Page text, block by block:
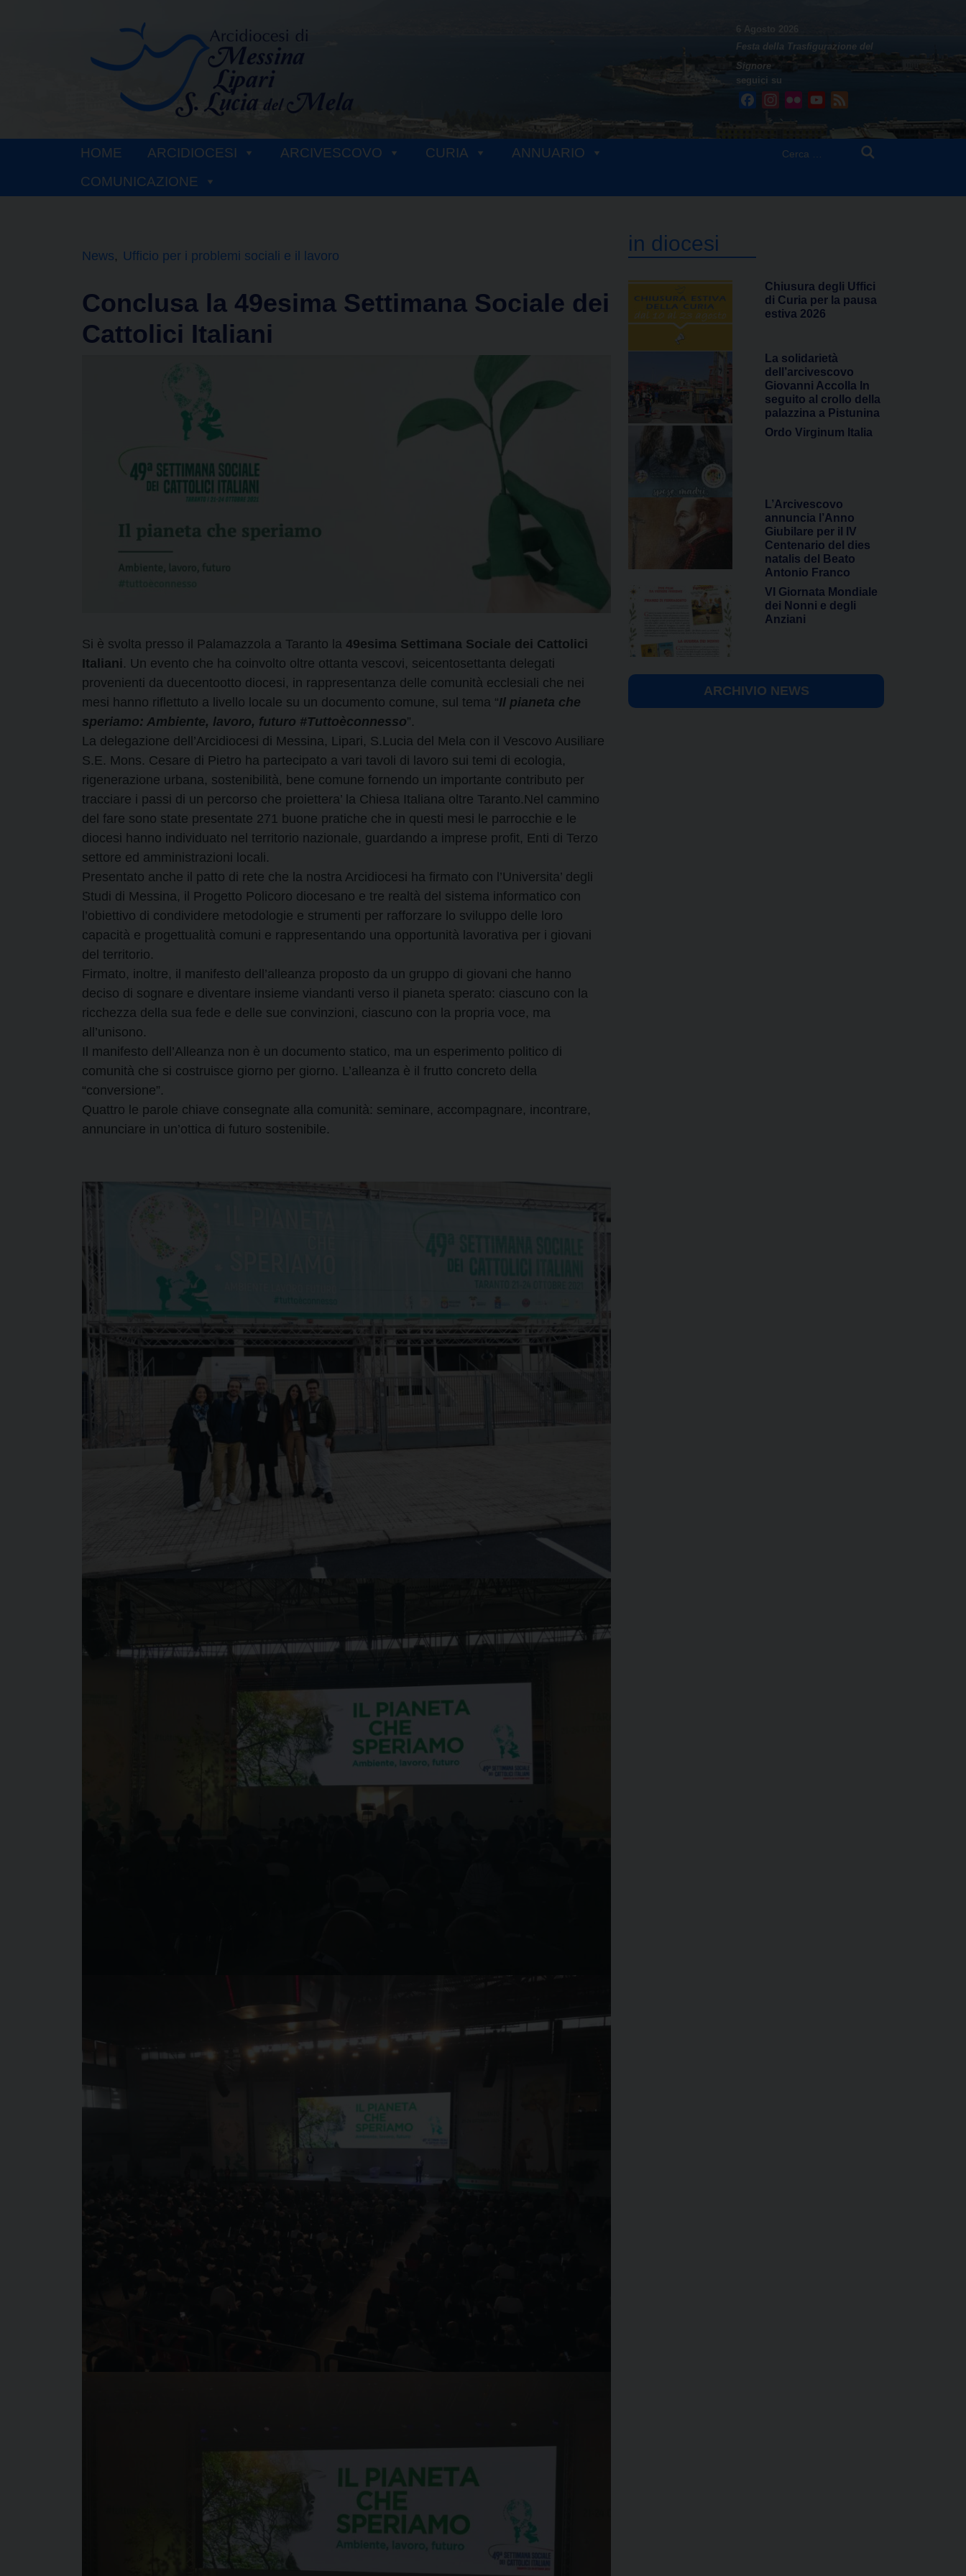
6 Agosto 2026
Festa della Trasfigurazione del
Signore
seguici su
FacebookInstagram
Flickr YouTube
HOME ARCIDIOCESI ARCIVESCOVO CURIA
ANNUARIO
COMUNICAZIONE
News Ufficio per i problemi sociali e il lavoro
Conclusa la 49esima Settimana Sociale dei
Cattolici Italiani
Si è svolta presso il Palamazzola a Taranto la 49esima Settimana Sociale dei Cattolici
Italiani. Un evento che ha coinvolto oltre ottanta vescovi, seicentosettanta delegati
provenienti da duecentootto diocesi, in rappresentanza delle comunità ecclesiali che nei
mesi hanno riflettuto a livello locale su un documento comune, sul tema “Il pianeta che
speriamo: Ambiente, lavoro, futuro #Tuttoèconnesso”.
La delegazione dell’Arcidiocesi di Messina, Lipari, S.Lucia del Mela con il Vescovo Ausiliare
S.E. Mons. Cesare di Pietro ha partecipato a vari tavoli di lavoro sui temi di ecologia,
rigenerazione urbana, sostenibilità, bene comune fornendo un importante contributo per
tracciare i passi di un percorso che proiettera’ la Chiesa Italiana oltre Taranto.Nel cammino
del fare sono state presentate 271 buone pratiche che in questi mesi le parrocchie e le
diocesi hanno individuato nel territorio nazionale, guardando a imprese profit, Enti di Terzo
settore ed amministrazioni locali.
Presentato anche il patto di rete che la nostra Arcidiocesi ha firmato con l’Universita’ degli
Studi di Messina, il Progetto Policoro diocesano e tre realtà del sistema informatico con
l’obiettivo di condividere metodologie e strumenti per rafforzare lo sviluppo delle loro
capacità e progettualità comuni e rappresentando una opportunità lavorativa per i giovani
del territorio.
Firmato, inoltre, il manifesto dell’alleanza proposto da un gruppo di giovani che hanno
deciso di sognare e diventare insieme viandanti verso il pianeta sperato: ciascuno con la
ricchezza della sua fede e delle sue convinzioni, ciascuno con la propria voce, ma
all’unisono.
Il manifesto dell’Alleanza non è un documento statico, ma un esperimento politico di
comunità che si costruisce giorno per giorno. L’alleanza è il frutto concreto della
“conversione”.
Quattro le parole chiave consegnate alla comunità: seminare, accompagnare, incontrare,
annunciare in un’ottica di futuro sostenibile.
in diocesi
Chiusura degli Uffici
di Curia per la pausa
estiva 2026
La solidarietà
dell’arcivescovo
Giovanni Accolla In
seguito al crollo della
palazzina a Pistunina
Ordo Virginum Italia
L’Arcivescovo
annuncia l’Anno
Giubilare per il IV
Centenario del dies
natalis del Beato
Antonio Franco
VI Giornata Mondiale
dei Nonni e degli
Anziani
ARCHIVIO NEWS